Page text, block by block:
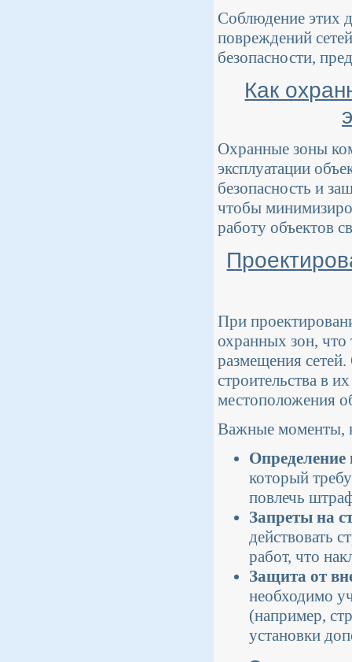
Соблюдение этих
повреждений
безопасности,
Как
Охранные зоны
эксплуатации
безопасность и
чтобы
работу объектов
При
охранных зон, что
размещения
строительства в
местоположения
Важные моменты,
который
повлечь
Запреты на
действовать
работ, что
Защита от
необходимо
(например,
установки